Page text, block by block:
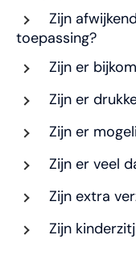
Zijn
toepassing?
Zijn er
Zijn er
Zijn er
Zijn er veel
Zijn extra
Zijn